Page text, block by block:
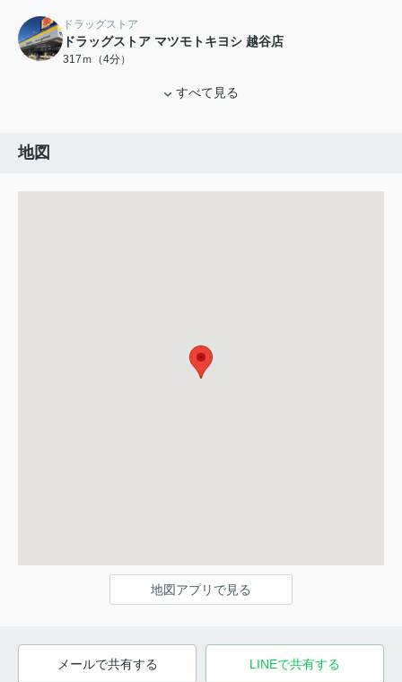
ドラッグストア
ドラッグストア マツモトキヨシ 越谷店
317ｍ（4分）
すべて見る
地図
地図アプリで見る
メールで共有する LINEで共有する